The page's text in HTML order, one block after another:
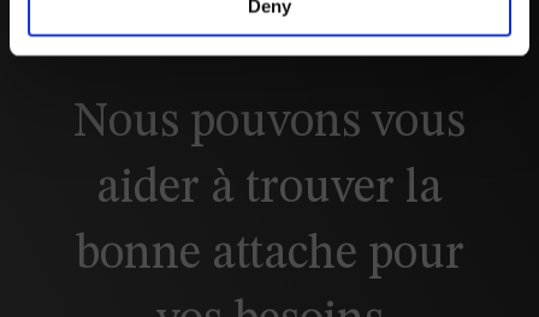
Deny
Fermer
Nous pouvons vous
aider à trouver la
bonne attache pour